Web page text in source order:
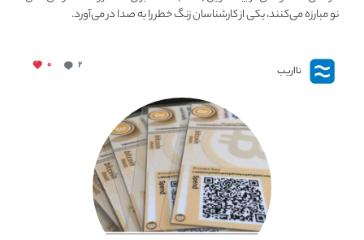
نو مبارزه می‌کنند، یکی از کارشناسان زنگ خطر را به صدا در می‌آورد.
نااریب ۲ ۰